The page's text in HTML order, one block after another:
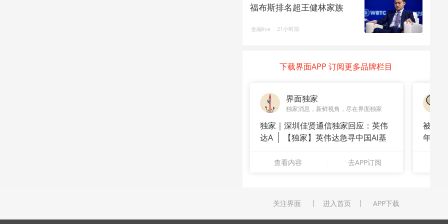
福布斯排名超王健林家族
金融live 21小时前
下载界面APP 订阅更多品牌栏目
界面独家
独家消息，新鲜视角，尽在界面独家
独家｜深圳佳贤通信独家回应：英伟
达A
【独家】英伟达急寻中国AI基
查看内容 去APP订阅
被洪
年
关注界面 进入首页 APP下载